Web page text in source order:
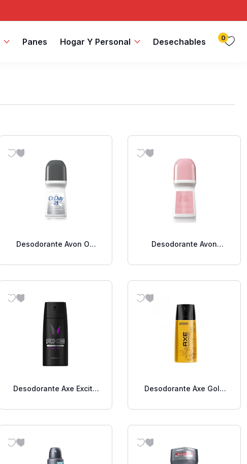
Panes Hogar Y Personal Desechables 0
Desodorante Avon On
Desodorante Avon
Desodorante Axe Excite
Desodorante Axe Gold
Gr